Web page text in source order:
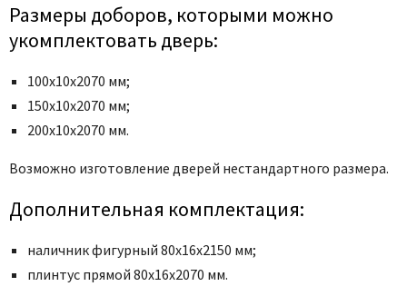
Размеры доборов, которыми можно
укомплектовать дверь:
100х10х2070 мм;
150х10х2070 мм;
200х10х2070 мм.
Возможно изготовление дверей нестандартного размера.
Дополнительная комплектация:
наличник фигурный 80х16х2150 мм;
плинтус прямой 80х16х2070 мм.